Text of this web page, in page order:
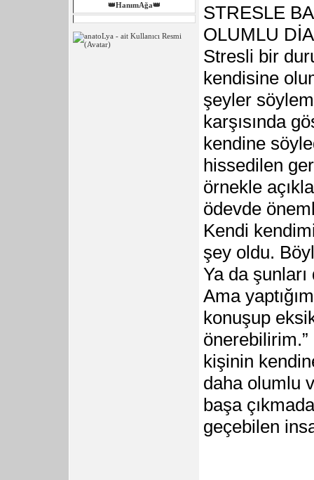
👑HanımAğa👑
STRESLE
OLUMLU
Stresli bir
kendisine
şeyler
karşısında
kendine
hissedilen
örnekle
ödevde
Kendi
şey oldu.
Ya da
Ama
konuşup
kişinin
daha olumlu
başa
geçebilen